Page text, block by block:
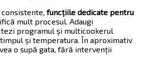
funcțiile dedicate pentru
mult procesul. Adaugi
programul și multicookerul
și temperatura. În aproximativ
o supă gata, fără intervenții